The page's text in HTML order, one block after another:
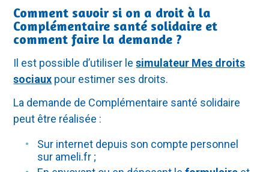
Comment savoir si on a droit à la
Complémentaire santé solidaire et
comment faire la demande ?
Il est possible d’utiliser lesimulateur Mes droits
sociaux pour estimer ses droits.
La demande de Complémentaire santé solidaire
peut être réalisée :
Sur internet depuis son compte personnel
sur ameli.fr ;